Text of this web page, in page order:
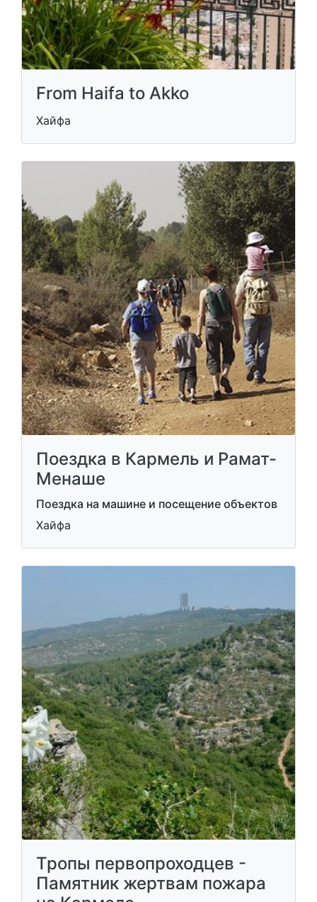
From Haifa to Akko
Хайфа
Поездка в Кармель и Рамат-
Менаше
Поездка на машине и посещение объектов
Хайфа
Тропы первопроходцев -
Памятник жертвам пожара